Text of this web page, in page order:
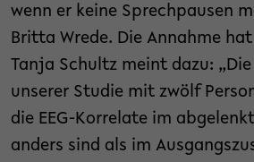
wenn er keine Sprechpausen
Britta Wrede. Die Annahme
Tanja Schultz meint dazu: „Die
unserer Studie mit zwölf
die EEG-Korrelate im
anders sind als im